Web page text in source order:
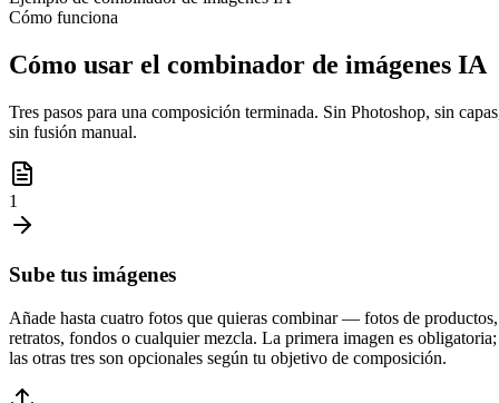
Cómo funciona
Cómo usar el combinador de imágenes IA
Tres pasos para una composición terminada. Sin Photoshop, sin
sin fusión manual.
1
Sube tus imágenes
Añade hasta cuatro fotos que quieras combinar — fotos de productos,
retratos, fondos o cualquier mezcla. La primera imagen es obligatoria;
las otras tres son opcionales según tu objetivo de composición.